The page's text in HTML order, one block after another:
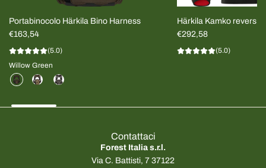
Portabinocolo Härkila Bino Harness
€163,54
(5.0)
Willow Green
Härkila Kamko
Scuro/Rosso UOMO
€292,58
(5.0)
Contattaci
Forest Italia s.r.l.
Via C. Battisti, 7 37122